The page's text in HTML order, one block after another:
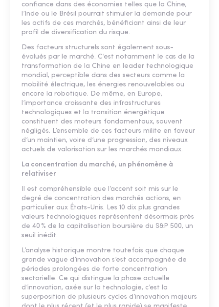
confiance dans des économies telles que la Chine,
l’Inde ou le Brésil pourrait stimuler la demande pour
les actifs de ces marchés, bénéficiant ainsi de leur
profil de diversification du risque.
Des facteurs structurels sont également sous-
évalués par le marché. C’est notamment le cas de la
transformation de la Chine en leader technologique
mondial, perceptible dans des secteurs comme la
mobilité électrique, les énergies renouvelables ou
encore la robotique. De même, en Europe,
l’importance croissante des infrastructures
technologiques et la transition énergétique
constituent des moteurs fondamentaux, souvent
négligés. L’ensemble de ces facteurs milite en faveur
d’un maintien, voire d’une progression, des niveaux
actuels de valorisation sur les marchés mondiaux.
La concentration du marché, un phénomène à
relativiser
Il est compréhensible que l’accent soit mis sur le
degré de concentration des marchés actions, en
particulier aux États-Unis. Les 10 dix plus grandes
valeurs technologiques représentent désormais près
de 40 % de la capitalisation boursière du S&P 500, un
seuil inédit.
L’analyse historique montre toutefois que chaque
grande vague d’innovation s’est accompagnée de
périodes prolongées de forte concentration
sectorielle. Ce qui distingue la phase actuelle
d’innovation, axée sur la technologie, c’est la
superposition de plusieurs cycles d’innovation majeurs